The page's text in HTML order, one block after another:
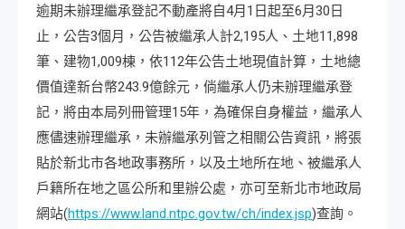
逾期未辦理繼承登記不動產將自4月1日起至6月30日
止，公告3個月，公告被繼承人計2,195人、土地11,898
筆、建物1,009棟，依112年公告土地現值計算，土地總
價值達新台幣243.9億餘元，倘繼承人仍未辦理繼承登
記，將由本局列冊管理15年，為確保自身權益，繼承人
應儘速辦理繼承，未辦繼承列管之相關公告資訊，將張
貼於新北市各地政事務所，以及土地所在地、被繼承人
戶籍所在地之區公所和里辦公處，亦可至新北市地政局
網站(https://www.land.ntpc.gov.tw/ch/index.jsp)查詢。